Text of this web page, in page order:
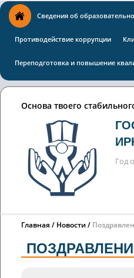
Сведения об
Противодействие коррупции
Переподготовка и повышение
Основа твоего
Год
Главная Новости